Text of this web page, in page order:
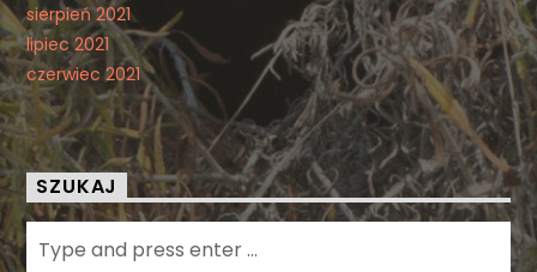
sierpień 2021
lipiec 2021
czerwiec 2021
SZUKAJ